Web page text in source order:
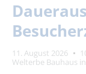
11. August 2026
Welterbe Bauhaus